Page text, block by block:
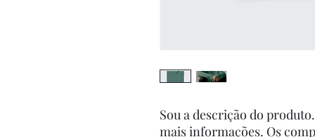
Sou a descrição do
mais informações. Os